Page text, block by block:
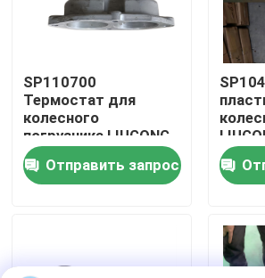
Свяжитесь мы
Новости
Блог
SP110700
Термостат для
колесного
погрузчика LIUGONG
ZL50CN、CLG855N、
CLG856 CLG835、
CLG836 Экскаватор
Отправить запрос